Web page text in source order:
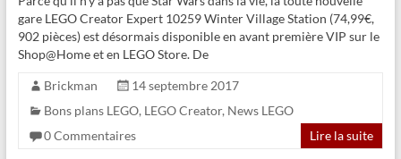
gare LEGO Creator Expert 10259 Winter Village Station (74,99€,
902 pièces) est désormais disponible en avant première VIP sur le
Shop@Home et en LEGO Store. De
Brickman
14 septembre 2017
Bons plans LEGO, LEGO Creator, News LEGO
0 Commentaires
Lire la suite